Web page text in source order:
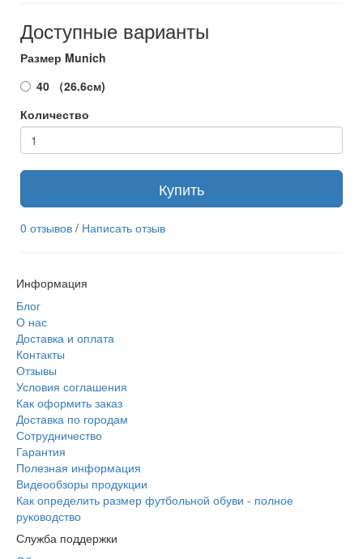
Доступные варианты
Размер Munich
40 （26.6см)
Количество
Купить
0 отзывов / Написать отзыв
Информация
Блог
О нас
Доставка и оплата
Контакты
Отзывы
Условия соглашения
Как оформить заказ
Доставка по городам
Сотрудничество
Гарантия
Полезная информация
Видеообзоры продукции
Как определить размер футбольной обуви - полное
руководство
Служба поддержки